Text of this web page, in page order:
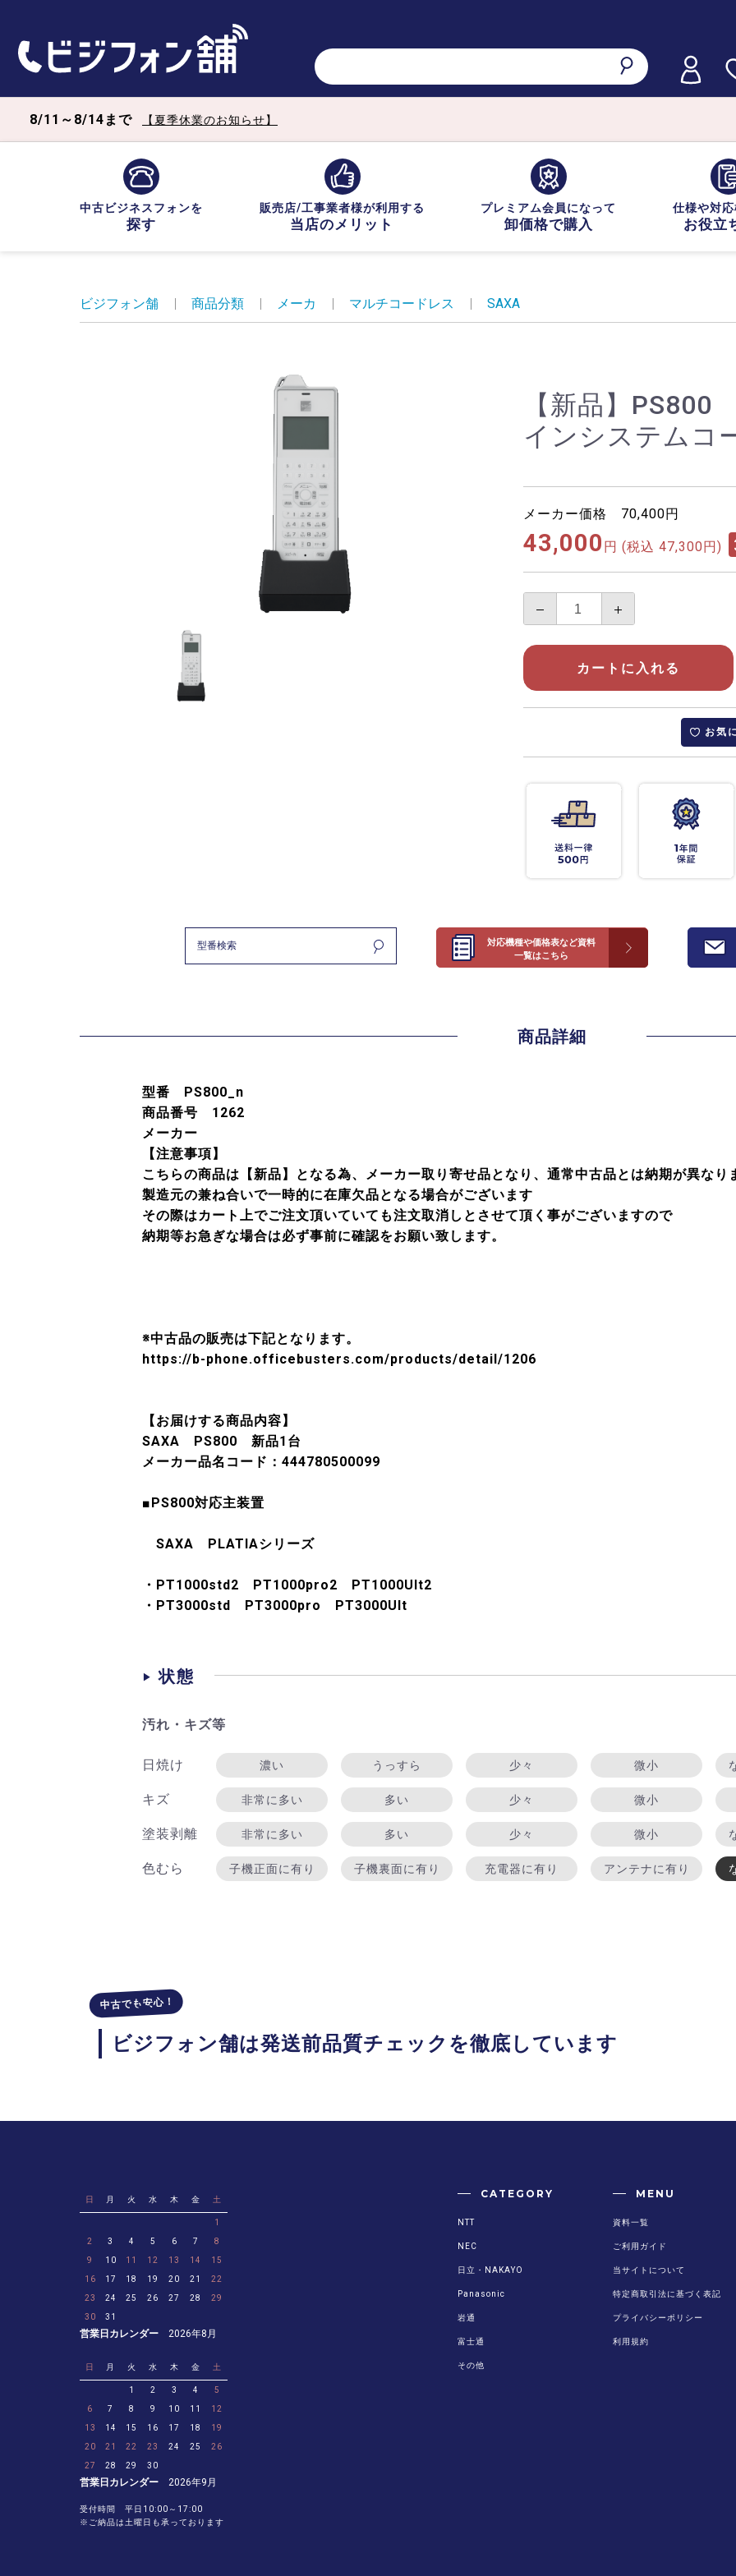
8/11～8/14まで 【夏季休業のお知らせ】
中古ビジネスフォンを
探す
販売店/工事業者様が利用する
当店のメリット
プレミアム会員になって
卸価格で購入
仕様や対
お役立
ビジフォン舗 | 商品分類 | メーカ | マルチコードレス | SAXA
【新品】
インシステムコ
メーカー価格 70,400円
43,000 円 (税込 47,300円)
カートに入れる
お気
対応機種や価格表など資料
一覧はこちら
商品詳細
型番 PS800_n
商品番号 1262
メーカー
【注意事項】
こちらの商品は【新品】となる為、メーカー取り寄せ品となり、通常中古品とは納期が異なり
製造元の兼ね合いで一時的に在庫欠品となる場合がございます
その際はカート上でご注文頂いていても注文取消しとさせて頂く事がございますので
納期等お急ぎな場合は必ず事前に確認をお願い致します。
※中古品の販売は下記となります。
https://b-phone.officebusters.com/products/detail/1206
【お届けする商品内容】
SAXA PS800 新品1台
メーカー品名コード：444780500099
■PS800対応主装置
SAXA PLATIAシリーズ
・PT1000std2 PT1000pro2 PT1000Ult2
・PT3000std PT3000pro PT3000Ult
状態
汚れ・キズ等
日焼け 濃い うっすら 少々 微小
キズ 非常に多い 多い 少々 微小
塗装剥離 非常に多い 多い 少々 微小
色むら 子機正面に有り 子機裏面に有り 充電器に有り アンテナに有り
中古でも安心！
ビジフォン舗は発送前品質チェックを徹底しています
営業日カレンダー 2026年8月
日 月 火 水 木 金 土
1
2 3 4 5 6 7 8
9 10 11 12 13 14 15
16 17 18 19 20 21 22
23 24 25 26 27 28 29
30 31
営業日カレンダー 2026年9月
日 月 火 水 木 金 土
1 2 3 4 5
6 7 8 9 10 11 12
13 14 15 16 17 18 19
20 21 22 23 24 25 26
27 28 29 30
受付時間 平日10:00～17:00
※ご納品は土曜日も承っております
CATEGORY
NTT
NEC
日立・NAKAYO
Panasonic
岩通
富士通
その他
MENU
資料一覧
ご利用ガイド
当サイトについて
特定商取引法に基づく表記
プライバシーポリシー
利用規約